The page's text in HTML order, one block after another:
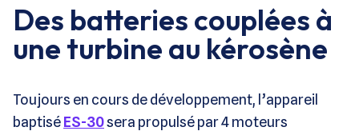
Des batteries couplées à
une turbine au kérosène
Toujours en cours de développement, l’appareil
baptiséES-30sera propulsé par 4 moteurs